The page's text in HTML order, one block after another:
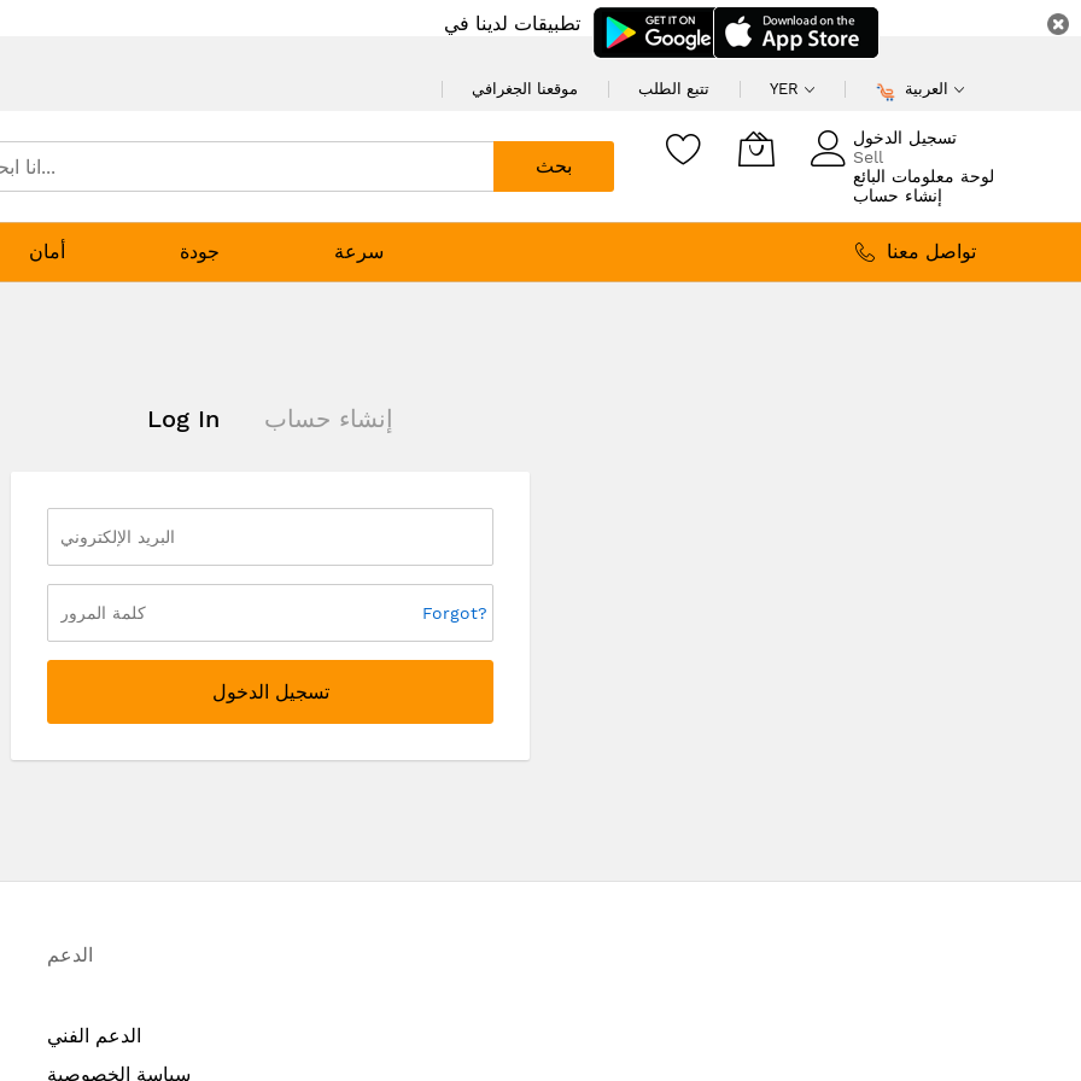
تطبيقات لدينا في
موقعنا الجغرافي تتبع الطلب YER العربية
بحث
تسجيل الدخول
Sell
لوحة معلومات البائع
إنشاء حساب
أمان جودة سرعة
تواصل معنا
Log In إنشاء حساب
Forgot?
تسجيل الدخول
الدعم
الدعم الفني
سياسة الخصوصية